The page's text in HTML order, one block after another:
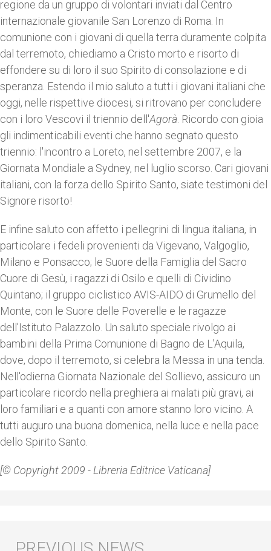
regione da un gruppo di volontari inviati dal Centro
internazionale giovanile San Lorenzo di Roma. In
comunione con i giovani di quella terra duramente colpita
dal terremoto, chiediamo a Cristo morto e risorto di
effondere su di loro il suo Spirito di consolazione e di
speranza. Estendo il mio saluto a tutti i giovani italiani che
oggi, nelle rispettive diocesi, si ritrovano per concludere
con i loro Vescovi il triennio dell'Agorà . Ricordo con gioia
gli indimenticabili eventi che hanno segnato questo
triennio: l'incontro a Loreto, nel settembre 2007, e la
Giornata Mondiale a Sydney, nel luglio scorso. Cari giovani
italiani, con la forza dello Spirito Santo, siate testimoni del
Signore risorto!
E infine saluto con affetto i pellegrini di lingua italiana, in
particolare i fedeli provenienti da Vigevano, Valgoglio,
Milano e Ponsacco; le Suore della Famiglia del Sacro
Cuore di Gesù, i ragazzi di Osilo e quelli di Cividino
Quintano; il gruppo ciclistico AVIS-AIDO di Grumello del
Monte, con le Suore delle Poverelle e le ragazze
dell'Istituto Palazzolo. Un saluto speciale rivolgo ai
bambini della Prima Comunione di Bagno de L'Aquila,
dove, dopo il terremoto, si celebra la Messa in una tenda.
Nell'odierna Giornata Nazionale del Sollievo, assicuro un
particolare ricordo nella preghiera ai malati più gravi, ai
loro familiari e a quanti con amore stanno loro vicino. A
tutti auguro una buona domenica, nella luce e nella pace
dello Spirito Santo.
[© Copyright 2009 - Libreria Editrice Vaticana]